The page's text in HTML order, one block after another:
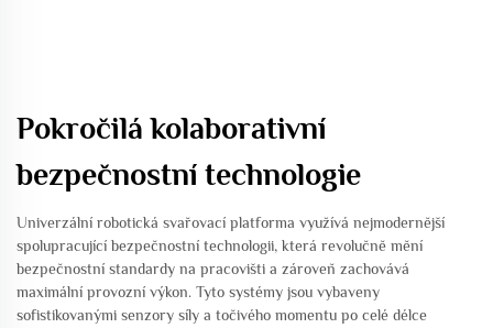
Pokročilá kolaborativní
bezpečnostní technologie
Univerzální robotická svařovací platforma využívá nejmodernější
spolupracující bezpečnostní technologii, která revolučně mění
bezpečnostní standardy na pracovišti a zároveň zachovává
maximální provozní výkon. Tyto systémy jsou vybaveny
sofistikovanými senzory síly a točivého momentu po celé délce